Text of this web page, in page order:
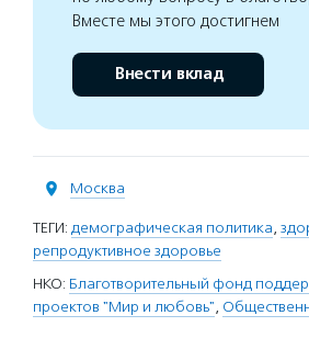
Вместе мы этого достигнем
Внести вклад
Москва
ТЕГИ: демографическая политика,
репродуктивное здоровье
НКО: Благотворительный фонд
проектов "Мир и любовь",